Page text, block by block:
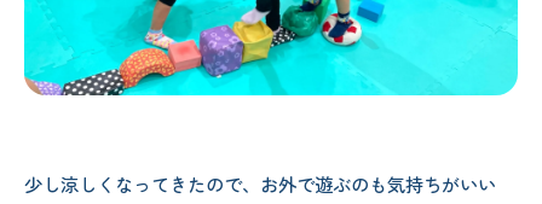
少し涼しくなってきたので、お外で遊ぶのも気持ちがいい